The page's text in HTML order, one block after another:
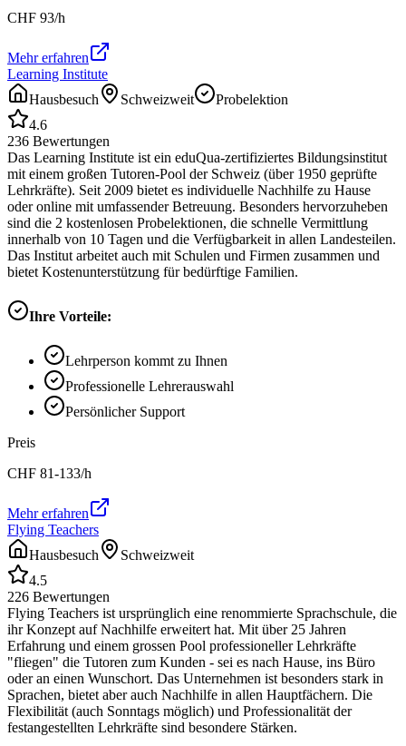
CHF 93/h
Mehr erfahren
Learning Institute
Hausbesuch
Schweizweit
Probelektion
4.6
236 Bewertungen
Das Learning Institute ist ein eduQua-zertifiziertes Bildungsinstitut
mit einem großen Tutoren-Pool der Schweiz (über 1950 geprüfte
Lehrkräfte). Seit 2009 bietet es individuelle Nachhilfe zu Hause
oder online mit umfassender Betreuung. Besonders hervorzuheben
sind die 2 kostenlosen Probelektionen, die schnelle Vermittlung
innerhalb von 10 Tagen und die Verfügbarkeit in allen Landesteilen.
Das Institut arbeitet auch mit Schulen und Firmen zusammen und
bietet Kostenunterstützung für bedürftige Familien.
Ihre Vorteile:
Lehrperson kommt zu Ihnen
Professionelle Lehrerauswahl
Persönlicher Support
Preis
CHF 81-133/h
Mehr erfahren
Flying Teachers
Hausbesuch
Schweizweit
4.5
226 Bewertungen
Flying Teachers ist ursprünglich eine renommierte Sprachschule, die
ihr Konzept auf Nachhilfe erweitert hat. Mit über 25 Jahren
Erfahrung und einem grossen Pool professioneller Lehrkräfte
"fliegen" die Tutoren zum Kunden - sei es nach Hause, ins Büro
oder an einen Wunschort. Das Unternehmen ist besonders stark in
Sprachen, bietet aber auch Nachhilfe in allen Hauptfächern. Die
Flexibilität (auch Sonntags möglich) und Professionalität der
festangestellten Lehrkräfte sind besondere Stärken.